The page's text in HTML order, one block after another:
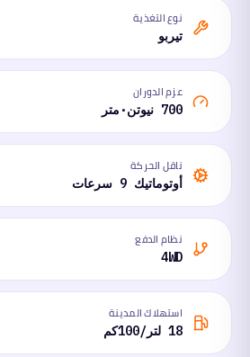
نوع التغذية
تيربو
عزم الدوران
700 نيوتن·متر
ناقل الحركة
أوتوماتيك 9 سرعات
نظام الدفع
4WD
استهلاك المدينة
18 لتر/100كم